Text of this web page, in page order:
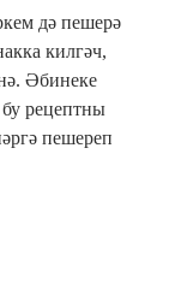
дә пешерә
килгәч,
Әбинеке
рецептны
пешереп